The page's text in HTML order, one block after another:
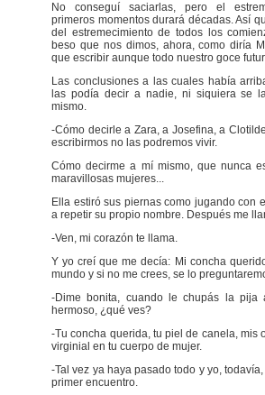
No conseguí saciarlas, pero el
primeros momentos durará décadas. Así
del estremecimiento de todos los
beso que nos dimos, ahora, como diría
que escribir aunque todo nuestro goce
Las conclusiones a las cuales había
las podía decir a nadie, ni siquiera se
mismo.
-Cómo decirle a Zara, a Josefina, a
escribirmos no las podremos vivir.
Cómo decirme a mí mismo, que nunca
maravillosas mujeres...
Ella estiró sus piernas como jugando con
a repetir su propio nombre. Después me
-Ven, mi corazón te llama.
Y yo creí que me decía: Mi concha
mundo y si no me crees, se lo
-Dime bonita, cuando le chupás la pija
hermoso, ¿qué ves?
-Tu concha querida, tu piel de canela, mis
virginial en tu cuerpo de mujer.
-Tal vez ya haya pasado todo y yo,
primer encuentro.